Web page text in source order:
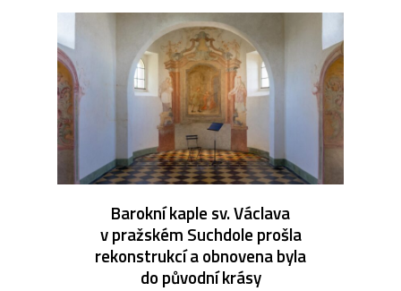
Barokní kaple sv. Václava
v pražském Suchdole prošla
rekonstrukcí a obnovena byla
do původní krásy